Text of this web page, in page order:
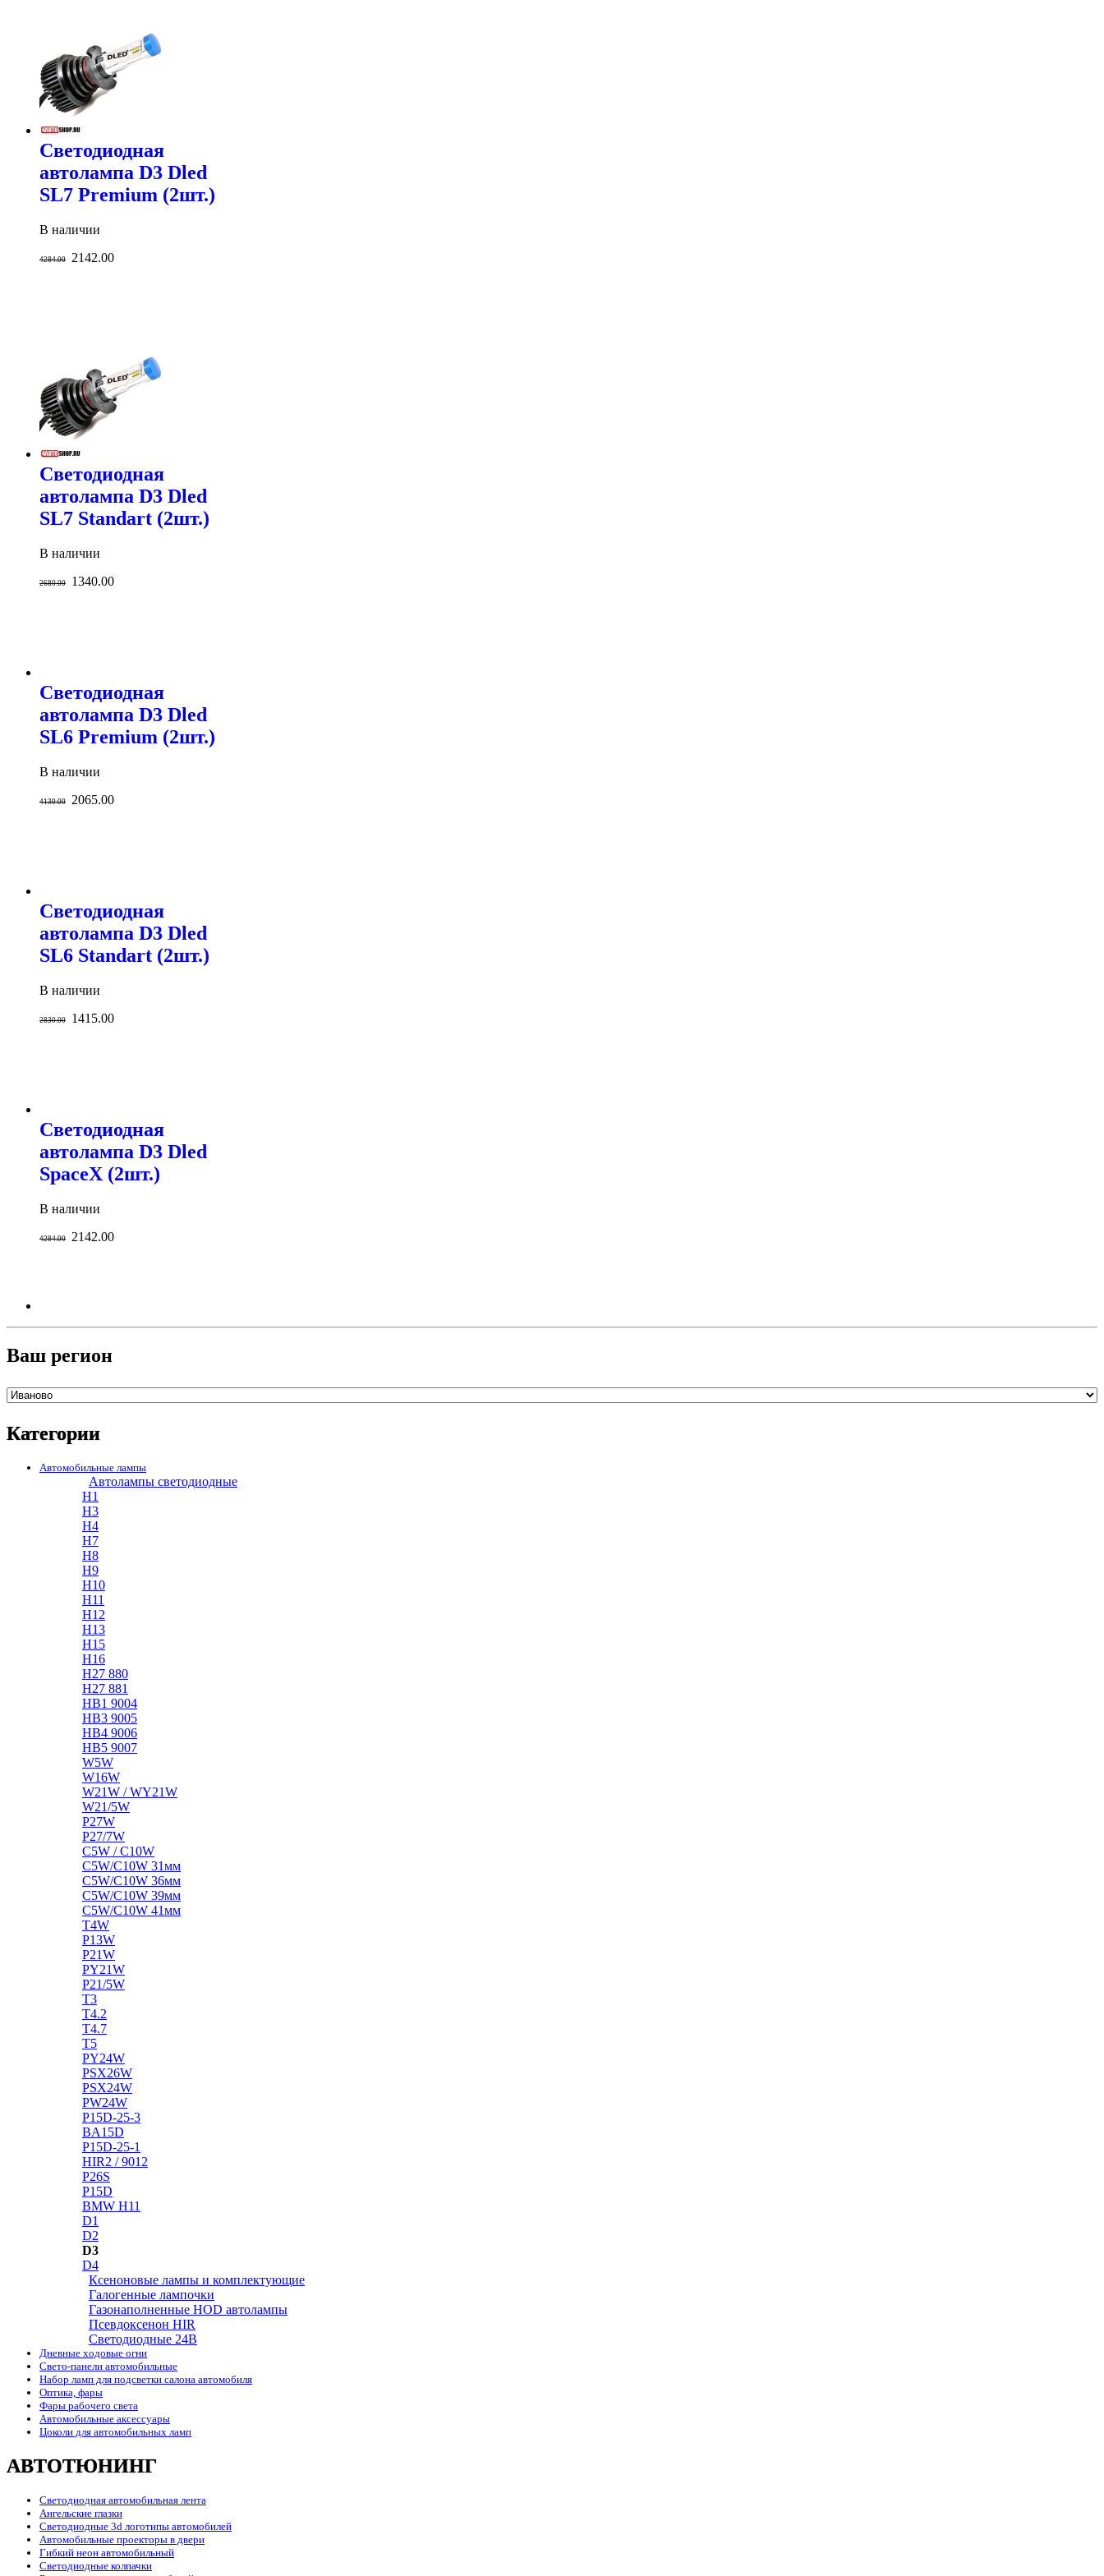
Светодиодная
автолампа D3 Dled
SL7 Premium (2шт.)
В наличии
4284.00 2142.00
Светодиодная
автолампа D3 Dled
SL7 Standart (2шт.)
В наличии
2680.00 1340.00
Светодиодная
автолампа D3 Dled
SL6 Premium (2шт.)
В наличии
4130.00 2065.00
Светодиодная
автолампа D3 Dled
SL6 Standart (2шт.)
В наличии
2830.00 1415.00
Светодиодная
автолампа D3 Dled
SpaceX (2шт.)
В наличии
4284.00 2142.00
Ваш регион
Категории
Автомобильные лампы
Автолампы светодиодные
H1
H3
H4
H7
H8
H9
H10
H11
H12
H13
H15
H16
H27 880
H27 881
HB1 9004
HB3 9005
HB4 9006
HB5 9007
W5W
W16W
W21W / WY21W
W21/5W
P27W
P27/7W
C5W / C10W
C5W/C10W 31мм
C5W/C10W 36мм
C5W/C10W 39мм
C5W/C10W 41мм
T4W
P13W
P21W
PY21W
P21/5W
T3
T4.2
T4.7
T5
PY24W
PSX26W
PSX24W
PW24W
P15D-25-3
BA15D
P15D-25-1
HIR2 / 9012
P26S
P15D
BMW H11
D1
D2
D3
D4
Ксеноновые лампы и комплектующие
Галогенные лампочки
Газонаполненные HOD автолампы
Псевдоксенон HIR
Cветодиодные 24B
Дневные ходовые огни
Свето-панели автомобильные
Набор ламп для подсветки салона автомобиля
Оптика, фары
Фары рабочего света
Автомобильные аксессуары
Цоколи для автомобильных ламп
АВТОТЮНИНГ
Светодиодная автомобильная лента
Ангельские глазки
Светодиодные 3d логотипы автомобилей
Автомобильные проекторы в двери
Гибкий неон автомобильный
Светодиодные колпачки